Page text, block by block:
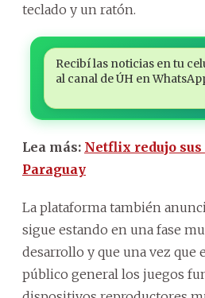
teclado y un ratón.
Recibí las noticias en tu
al canal de ÚH en
Lea más: Netflix redujo sus
Paraguay
La plataforma también
sigue estando en una fase
desarrollo y que una vez que
público general los juegos